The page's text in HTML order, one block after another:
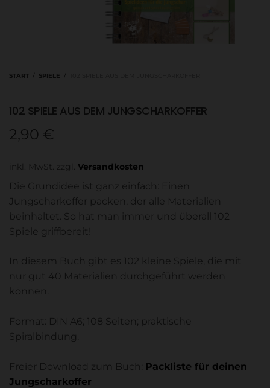
START / SPIELE /
102 SPIELE AUS DEM JUNGSCHARKOFFER
2,90 €
inkl. MwSt. zzgl.Versandkosten
Die Grundidee ist ganz einfach: Einen
Jungscharkoffer packen, der alle Materialien
beinhaltet. So hat man immer und überall 102
Spiele griffbereit!
In diesem Buch gibt es 102 kleine Spiele, die mit
nur gut 40 Materialien durchgeführt werden
können.
Format: DIN A6; 108 Seiten; praktische
Spiralbindung.
Freier Download zum Buch: Packliste für deinen
Jungscharkoffer